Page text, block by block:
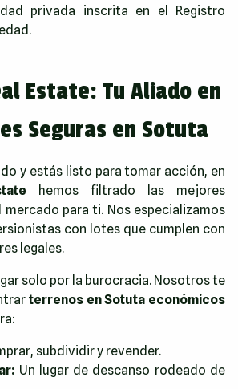
privada inscrita en el Registro
Estate: Tu Aliado en
Seguras en Sotuta
y estás listo para tomar acción, en
hemos filtrado las mejores
para ti. Nos especializamos
con lotes que cumplen con
legales.
solo por la burocracia. Nosotros te
terrenos en Sotuta económicos
subdividir y revender.
Un lugar de descanso rodeado de